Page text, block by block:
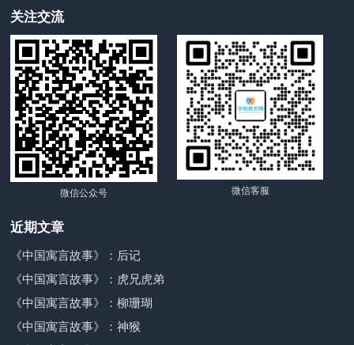
关注交流
微信公众号 微信客服
近期文章
《中国寓言故事》：后记
《中国寓言故事》：虎兄虎弟
《中国寓言故事》：柳珊瑚
《中国寓言故事》：神猴